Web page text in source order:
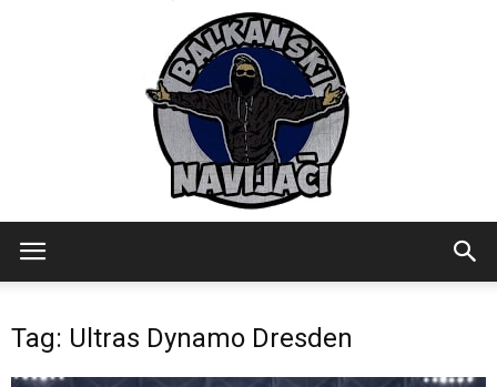
Tag: Ultras Dynamo Dresden